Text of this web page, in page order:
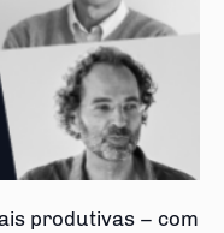
produtivas – com